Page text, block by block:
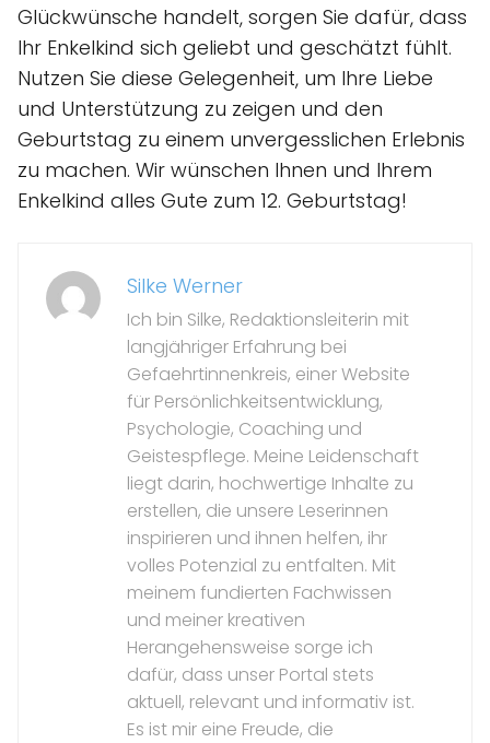
Glückwünsche handelt, sorgen Sie dafür, dass
Ihr Enkelkind sich geliebt und geschätzt fühlt.
Nutzen Sie diese Gelegenheit, um Ihre Liebe
und Unterstützung zu zeigen und den
Geburtstag zu einem unvergesslichen Erlebnis
zu machen. Wir wünschen Ihnen und Ihrem
Enkelkind alles Gute zum 12. Geburtstag!
Silke Werner
Ich bin Silke, Redaktionsleiterin mit
langjähriger Erfahrung bei
Gefaehrtinnenkreis, einer Website
für Persönlichkeitsentwicklung,
Psychologie, Coaching und
Geistespflege. Meine Leidenschaft
liegt darin, hochwertige Inhalte zu
erstellen, die unsere Leserinnen
inspirieren und ihnen helfen, ihr
volles Potenzial zu entfalten. Mit
meinem fundierten Fachwissen
und meiner kreativen
Herangehensweise sorge ich
dafür, dass unser Portal stets
aktuell, relevant und informativ ist.
Es ist mir eine Freude, die